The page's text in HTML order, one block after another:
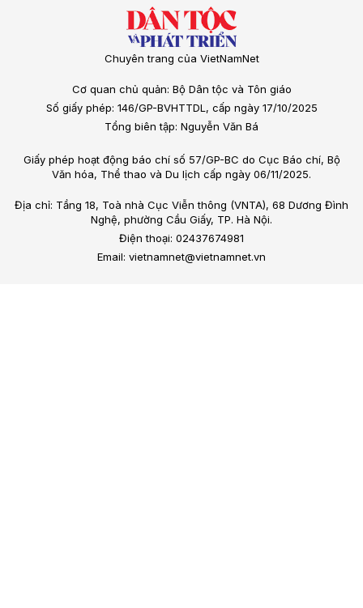
Chuyên trang của VietNamNet
Cơ quan chủ quản: Bộ Dân tộc và Tôn giáo
Số giấy phép: 146/GP-BVHTTDL, cấp ngày 17/10/2025
Tổng biên tập: Nguyễn Văn Bá
Giấy phép hoạt động báo chí số 57/GP-BC do Cục Báo chí, Bộ
Văn hóa, Thể thao và Du lịch cấp ngày 06/11/2025.
Địa chỉ: Tầng 18, Toà nhà Cục Viễn thông (VNTA), 68 Dương Đình
Nghệ, phường Cầu Giấy, TP. Hà Nội.
Điện thoại: 02437674981
Email: vietnamnet@vietnamnet.vn